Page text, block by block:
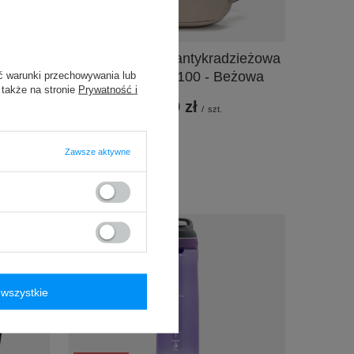
Saszetka nerka antykradzieżowa
Pacsafe Vibe 100 - Beżowa
339,99 zł / szt.
warunki przechowywania lub
na stronie Prywatność i
Zawsze aktywne